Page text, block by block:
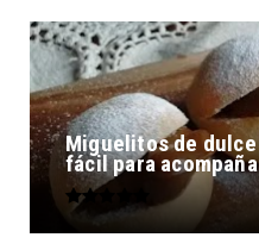
Miguelitos de
fácil para